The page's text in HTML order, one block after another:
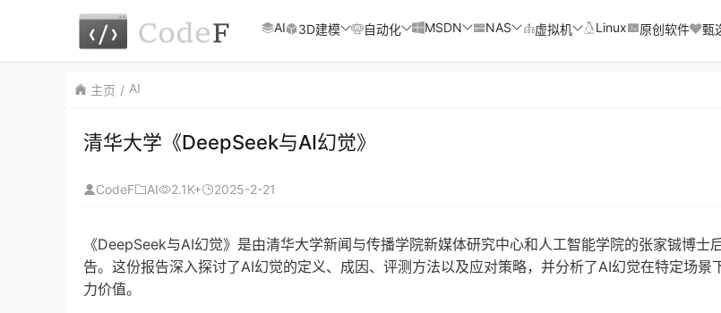
AI 3D建模 自动化 MSDN NAS 虚拟机 Linux 原创软件 甄
主页 AI
清华大学《DeepSeek与AI幻觉》
CodeF AI 2.1K+ 2025-2-21
《DeepSeek与AI幻觉》是由清华大学新闻与传播学院新媒体研究中心和人工智能学院的张家铖博士
告。这份报告深入探讨了AI幻觉的定义、成因、评测方法以及应对策略，并分析了AI幻觉在特定场景
力价值。